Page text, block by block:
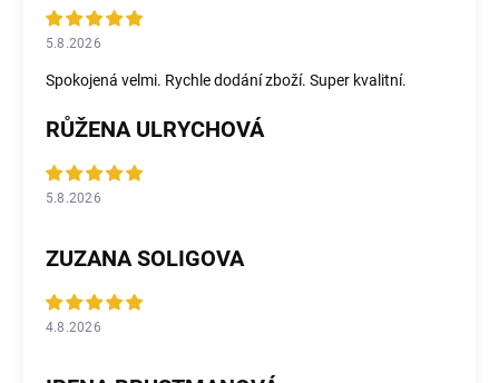
5.8.2026
Spokojená velmi. Rychle dodání zboží. Super kvalitní.
RŮŽENA ULRYCHOVÁ
5.8.2026
ZUZANA SOLIGOVA
4.8.2026